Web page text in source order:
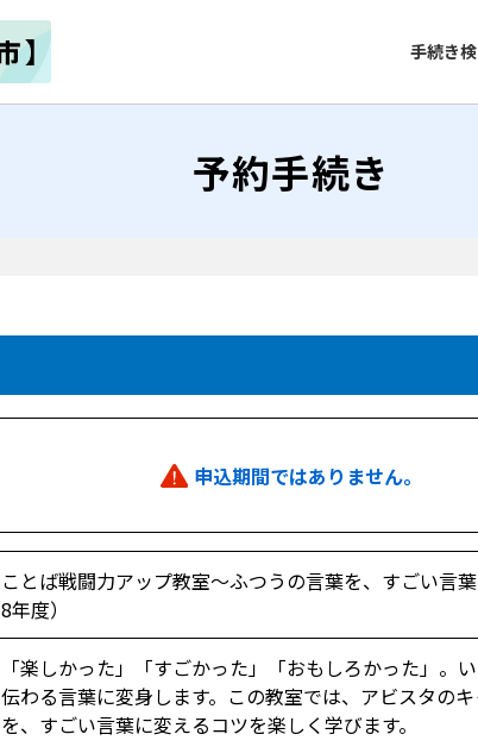
手続き
予約手続き
申込期間ではありません。
ことば戦闘力アップ教室～ふつうの言葉を、すごい言
8年度）
「楽しかった」「すごかった」「おもしろかった」。
伝わる言葉に変身します。この教室では、アビスタの
を、すごい言葉に変えるコツを楽しく学びます。